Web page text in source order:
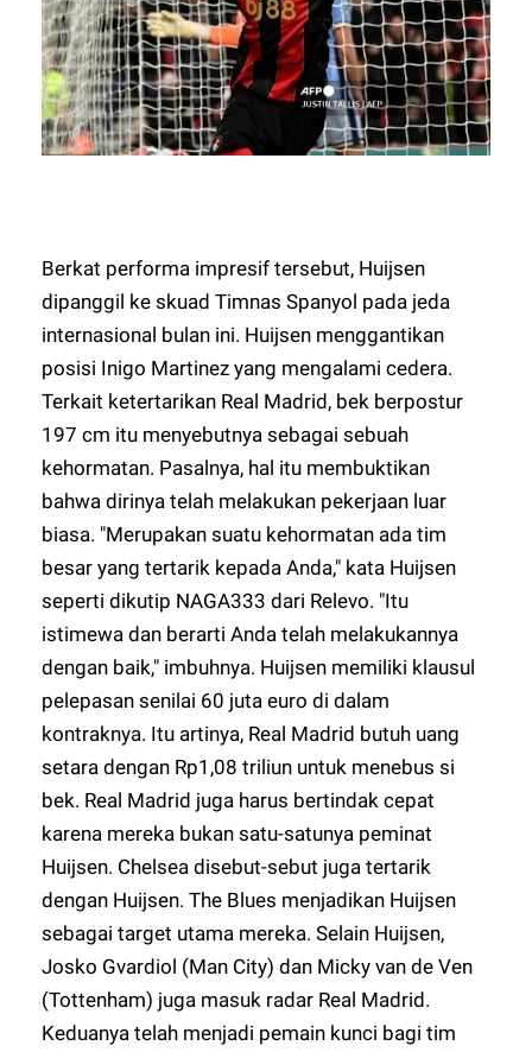
Berkat performa impresif tersebut, Huijsen
dipanggil ke skuad Timnas Spanyol pada jeda
internasional bulan ini. Huijsen menggantikan
posisi Inigo Martinez yang mengalami cedera.
Terkait ketertarikan Real Madrid, bek berpostur
197 cm itu menyebutnya sebagai sebuah
kehormatan. Pasalnya, hal itu membuktikan
bahwa dirinya telah melakukan pekerjaan luar
biasa. "Merupakan suatu kehormatan ada tim
besar yang tertarik kepada Anda," kata Huijsen
seperti dikutip NAGA333dari Relevo. "Itu
istimewa dan berarti Anda telah melakukannya
dengan baik," imbuhnya. Huijsen memiliki klausul
pelepasan senilai 60 juta euro di dalam
kontraknya. Itu artinya, Real Madrid butuh uang
setara dengan Rp1,08 triliun untuk menebus si
bek. Real Madrid juga harus bertindak cepat
karena mereka bukan satu-satunya peminat
Huijsen. Chelsea disebut-sebut juga tertarik
dengan Huijsen. The Blues menjadikan Huijsen
sebagai target utama mereka. Selain Huijsen,
Josko Gvardiol (Man City) dan Micky van de Ven
(Tottenham) juga masuk radar Real Madrid.
Keduanya telah menjadi pemain kunci bagi tim